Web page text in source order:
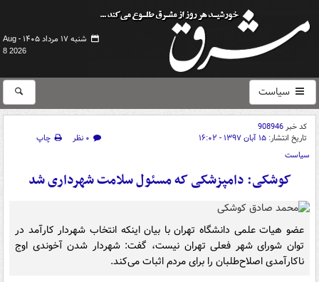
شنبه ۱۷ مرداد ۱۴۰۵ -
Aug
8 2026
سیاست
کد خبر908946
تاریخ انتشار: ۱۵ آبان ۱۳۹۷ - ۱۶:۰۲ ۰ نظر
چاپ
سیاست
کوشکی: دامپزشکی که مسئول سلامت شهرداری شد
عضو هیات علمی دانشگاه تهران با بیان اینکه انتخاب شهردار کارآمد در
توان شورای شهر فعلی تهران نیست، گفت: شهردار شدن آخوندی اوج
ناکارآمدی اصلاح‌طلبان را برای مردم اثبات می‌کند.